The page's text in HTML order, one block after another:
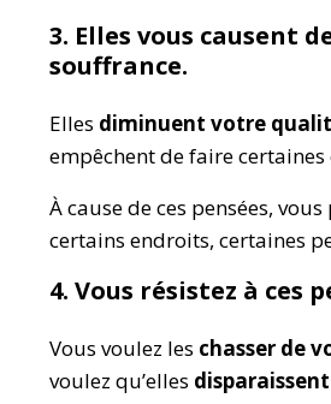
3. Elles vous causent
souffrance.
Elles diminuent votre
empêchent de faire certaines
À cause de ces pensées,
certains endroits, certaines
4. Vous résistez à ces
Vous voulez les chasser de
voulez qu’elles disparaissent